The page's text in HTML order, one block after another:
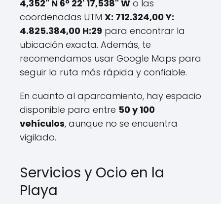
4,352" N 6º 22' 17,538" W o las
coordenadas UTM X: 712.324,00 Y:
4.825.384,00 H:29 para encontrar la
ubicación exacta. Además, te
recomendamos usar Google Maps para
seguir la ruta más rápida y confiable.
En cuanto al aparcamiento, hay espacio
disponible para entre 50 y 100
vehículos, aunque no se encuentra
vigilado.
Servicios y Ocio en la
Playa